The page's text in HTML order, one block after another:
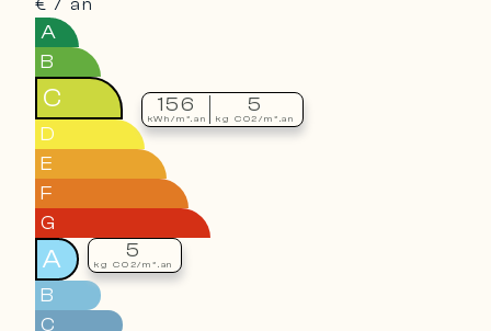
€ / an
A
B
C
D
E
F
G
156
kWh/m².an
5
kg CO2/m².an
A
B
C
5
kg CO2/m².an